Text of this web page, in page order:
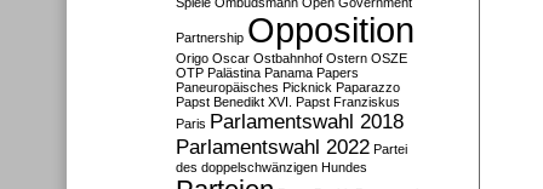
Partnership Opposition
Origo Oscar Ostbahnhof Ostern OSZE
OTP Palästina Panama Papers
Paneuropäisches Picknick Paparazzo
Papst Benedikt XVI. Papst Franziskus
Paris Parlamentswahl 2018
Parlamentswahl 2022 Partei
des doppelschwänzigen Hundes